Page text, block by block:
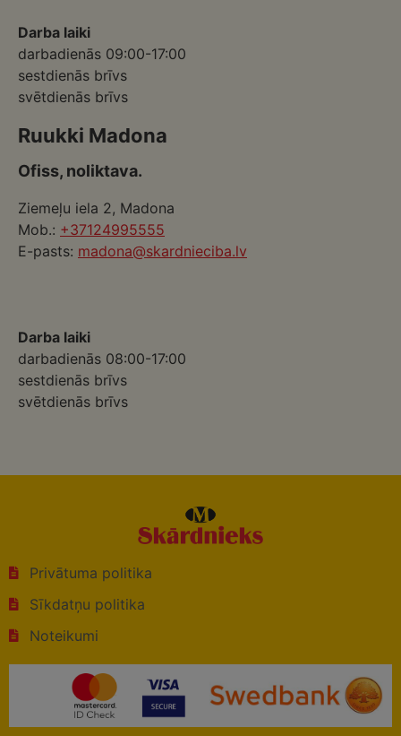
Darba laiki
darbadienās 09:00-17:00
sestdienās brīvs
svētdienās brīvs
Ruukki Madona
Ofiss, noliktava.
Ziemeļu iela 2, Madona
Mob.: +37124995555
E-pasts: madona@skardnieciba.lv
Darba laiki
darbadienās 08:00-17:00
sestdienās brīvs
svētdienās brīvs
Privātuma politika
Sīkdatņu politika
Noteikumi